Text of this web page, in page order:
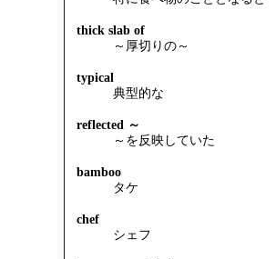
thick slab of
～厚切りの～
typical
典型的な
reflected ～
～を反映していた
bamboo
タケ
chef
シェフ